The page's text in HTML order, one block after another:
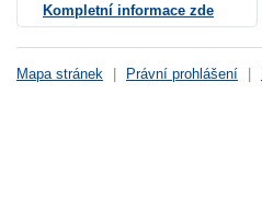
Kompletní informace zde
Mapa stránek Právní prohlášení